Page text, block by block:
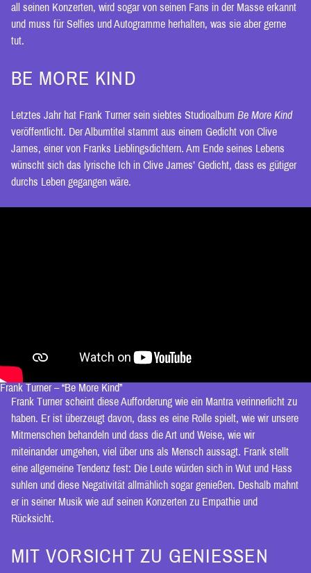
all seinen Konzerten, wird sogar von seinen Fans in der Masse erkannt
und muss für Selfies und Autogramme herhalten, was sie aber gerne
tut.
BE MORE KIND
Letztes Jahr hat Frank Turner sein siebtes Studioalbum Be More Kind
veröffentlicht. Der Albumtitel stammt aus einem Gedicht von Clive
James, einer von Franks Lieblingsdichtern. Am Ende seines Lebens
wünscht sich das lyrische Ich in Clive James’ Gedicht, dass es gütiger
durchs Leben gegangen wäre.
Frank Turner – “Be More Kind”
Frank Turner scheint diese Aufforderung wie ein Mantra verinnerlicht zu
haben. Er ist überzeugt davon, dass es eine Rolle spielt, wie wir unsere
Mitmenschen behandeln und dass die Art und Weise, wie wir
miteinander umgehen, viel über uns als Mensch aussagt. Frank stellt
eine allgemeine Tendenz fest: Die Leute würden sich in Wut und Hass
suhlen und diese Negativität allmählich sogar genießen. Deshalb mahnt
er in seiner Musik wie auf seinen Konzerten zu Empathie und
Rücksicht.
MIT VORSICHT ZU GENIESSEN